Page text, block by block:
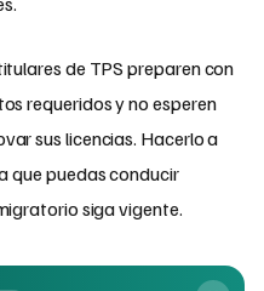
de TPS preparen con
requeridos y no esperen
sus licencias. Hacerlo a
que puedas conducir
siga vigente.